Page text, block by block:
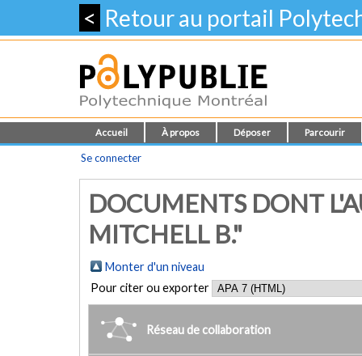
< Retour au portail
Accueil À propos Déposer Parcourir
Se connecter
DOCUMENTS DONT
MITCHELL B."
Monter d'un niveau
Pour citer ou exporter
Réseau de collaboration